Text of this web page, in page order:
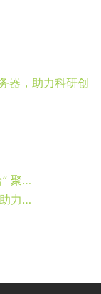
器，助力科研创
草凡人工智能发布“草凡全域AI创作平台” 聚合AI绘画、音乐、视频等多种功能
我公司为暨南大学安装高性能服务器，助力科研创新